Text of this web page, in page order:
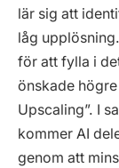
lär sig att
låg
för att fylla i
önskade
Upscaling”. I
kommer AI
genom att